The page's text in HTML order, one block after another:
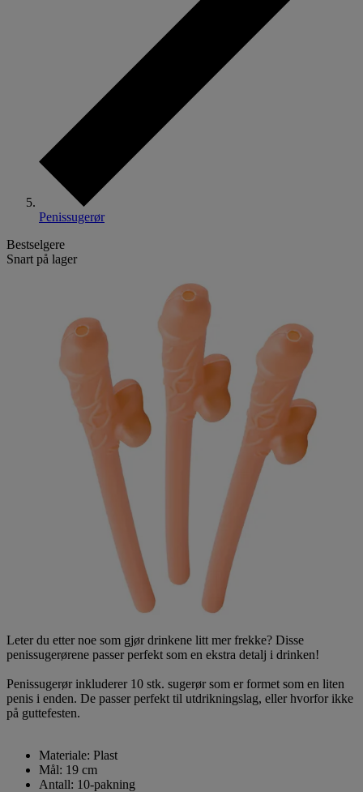
Penissugerør
Bestselgere
Snart på lager
Leter du etter noe som gjør drinkene litt mer frekke? Disse
penissugerørene passer perfekt som en ekstra detalj i drinken!
Penissugerør inkluderer 10 stk. sugerør som er formet som en liten
penis i enden. De passer perfekt til utdrikningslag, eller hvorfor ikke
på guttefesten.
Materiale: Plast
Mål: 19 cm
Antall: 10-pakning